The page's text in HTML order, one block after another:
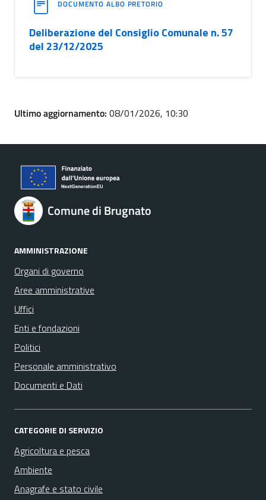
DOCUMENTO ALBO PRETORIO
Deliberazione del Consiglio Comunale n. 57
del 23/12/2025
Ultimo aggiornamento: 08/01/2026, 10:30
Comune di Brugnato
AMMINISTRAZIONE
Organi di governo
Aree amministrative
Uffici
Enti e fondazioni
Politici
Personale amministrativo
Documenti e Dati
CATEGORIE DI SERVIZIO
Agricoltura e pesca
Ambiente
Anagrafe e stato civile